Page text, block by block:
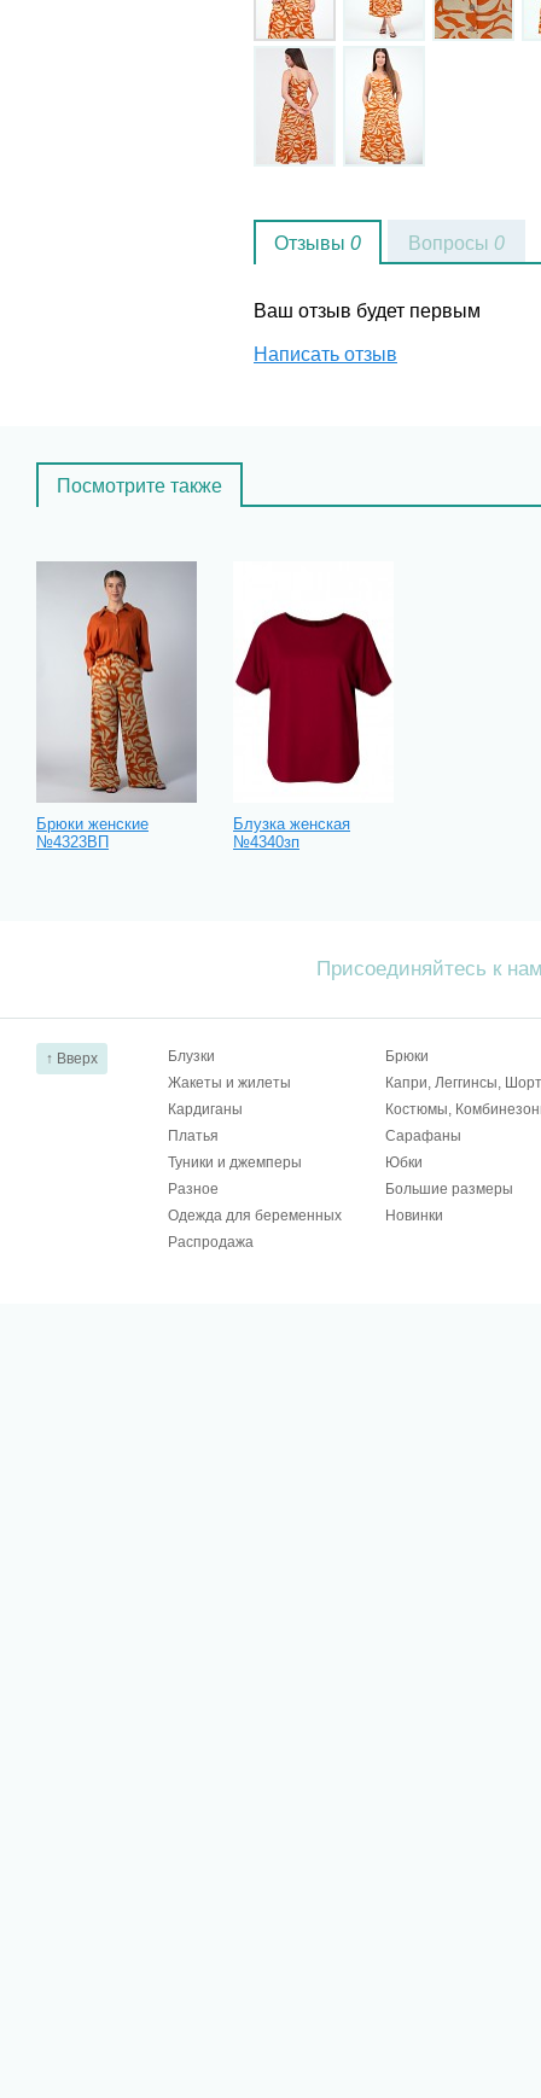
Отзывы 0
Ваш отзыв будет первым
Написать отзыв
Вопросы 0
Посмотрите также
Брюки женские
№4323ВП
Блузка женская
№4340зп
Присоединяйтесь к
↑ Вверх Блузки
Брюки
Жакеты и жилеты
Капри, Леггинсы,
Кардиганы
Костюмы,
Платья
Сарафаны
Туники и джемперы
Юбки
Разное
Большие размеры
Одежда для беременных
Новинки
Распродажа